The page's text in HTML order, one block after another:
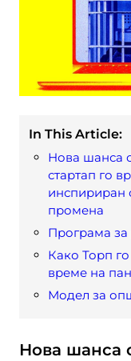
In This Article:
Нова шанса
стартап го
инспириран
промена
Програма за
Како Торп
време на
Модел за
Нова шанса